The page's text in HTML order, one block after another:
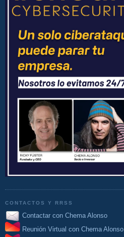
CONTACTOS Y RRSS
Contactar con Chema Alonso
Reunión Virtual con Chema Alonso